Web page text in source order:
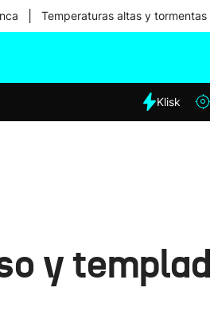
Temperaturas altas y tormentas
Klisk
y